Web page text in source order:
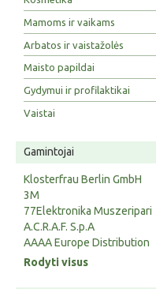
Mamoms ir vaikams
Arbatos ir vaistažolės
Maisto papildai
Gydymui ir profilaktikai
Vaistai
Gamintojai
Klosterfrau Berlin GmbH
3M
77Elektronika Muszeripari
A.C.R.A.F. S.p.A
AAAA Europe Distribution
Rodyti visus